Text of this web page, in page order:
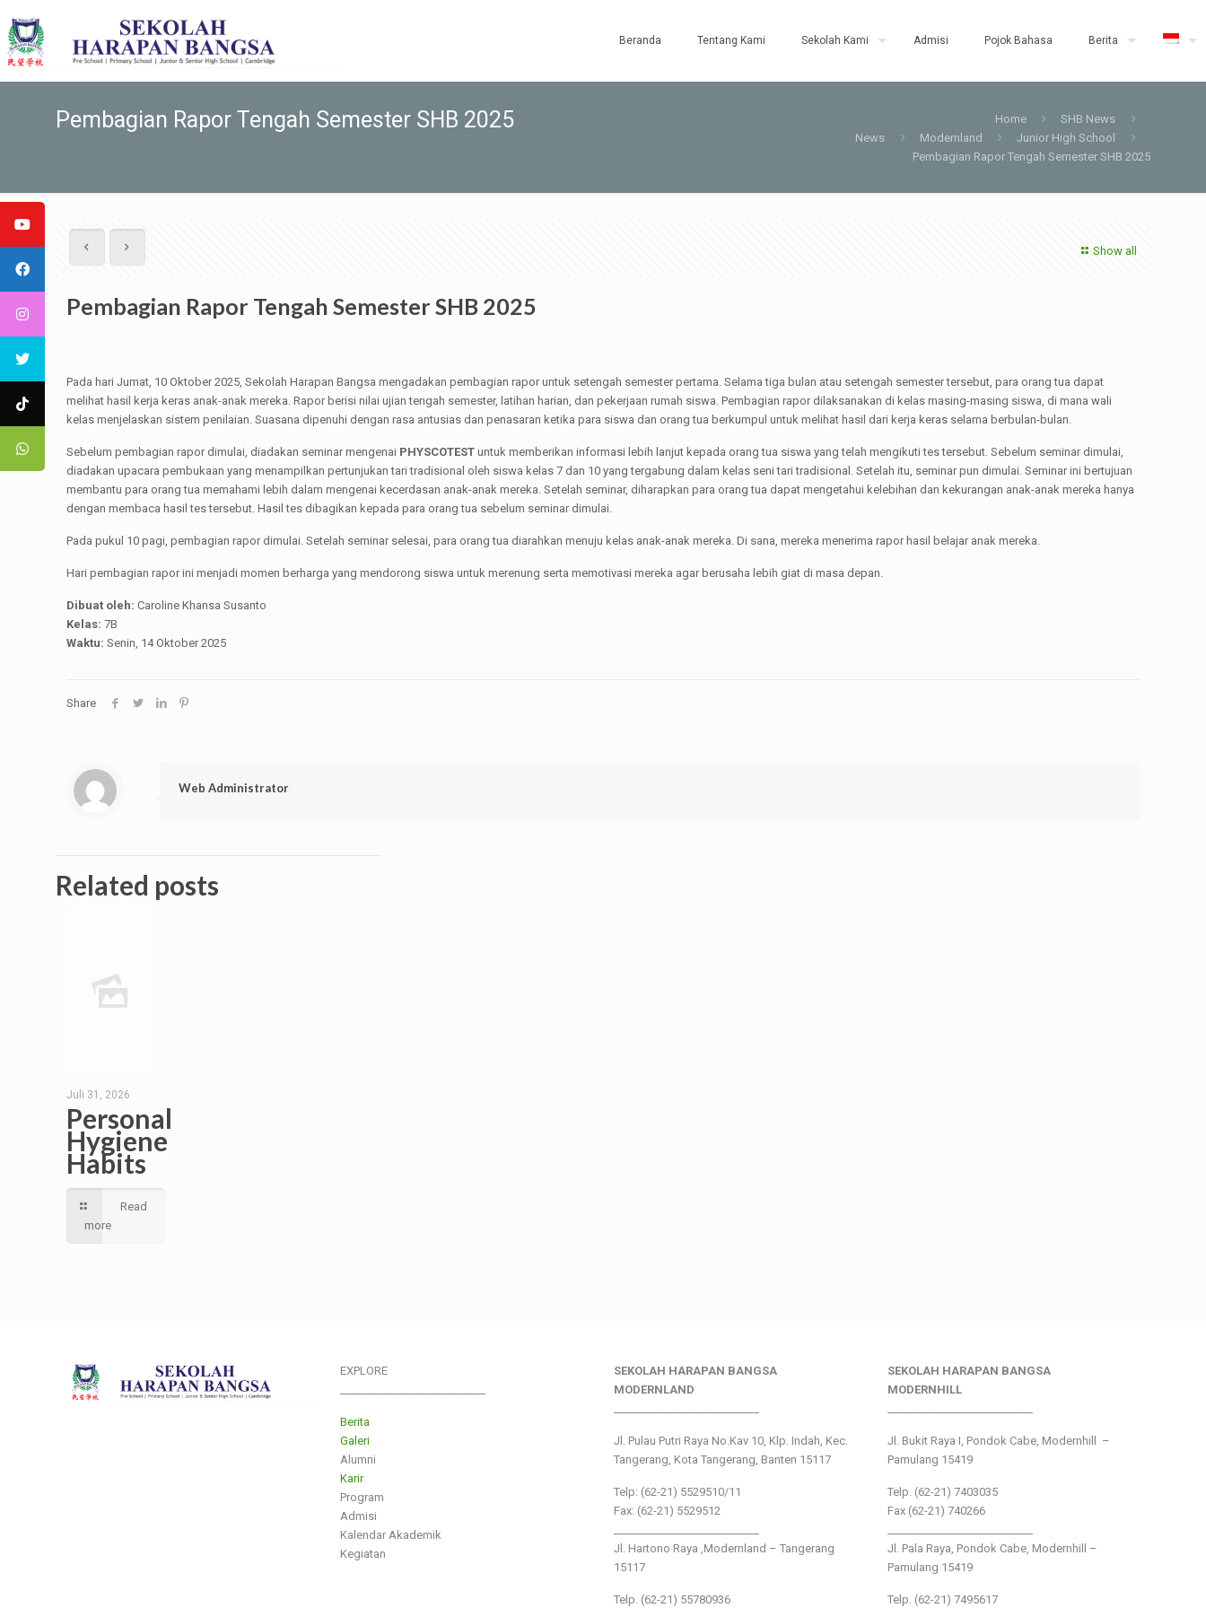
Beranda Tentang Kami Sekolah Kami Admisi Pojok Bahasa Berita
Pembagian Rapor Tengah Semester SHB 2025 Home
SHB News
News
Modernland
Junior High School
Pembagian Rapor Tengah Semester SHB 2025
Show all
Pembagian Rapor Tengah Semester SHB 2025
Pada hari Jumat, 10 Oktober 2025, Sekolah Harapan Bangsa mengadakan pembagian rapor untuk setengah semester pertama. Selama tiga bulan atau setengah semester tersebut, para orang tua dapat
melihat hasil kerja keras anak-anak mereka. Rapor berisi nilai ujian tengah semester, latihan harian, dan pekerjaan rumah siswa. Pembagian rapor dilaksanakan di kelas masing-masing siswa, di mana wali
kelas menjelaskan sistem penilaian. Suasana dipenuhi dengan rasa antusias dan penasaran ketika para siswa dan orang tua berkumpul untuk melihat hasil dari kerja keras selama berbulan-bulan.
Sebelum pembagian rapor dimulai, diadakan seminar mengenai PHYSCOTEST untuk memberikan informasi lebih lanjut kepada orang tua siswa yang telah mengikuti tes tersebut. Sebelum seminar dimulai,
diadakan upacara pembukaan yang menampilkan pertunjukan tari tradisional oleh siswa kelas 7 dan 10 yang tergabung dalam kelas seni tari tradisional. Setelah itu, seminar pun dimulai. Seminar ini bertujuan
membantu para orang tua memahami lebih dalam mengenai kecerdasan anak-anak mereka. Setelah seminar, diharapkan para orang tua dapat mengetahui kelebihan dan kekurangan anak-anak mereka hanya
dengan membaca hasil tes tersebut. Hasil tes dibagikan kepada para orang tua sebelum seminar dimulai.
Pada pukul 10 pagi, pembagian rapor dimulai. Setelah seminar selesai, para orang tua diarahkan menuju kelas anak-anak mereka. Di sana, mereka menerima rapor hasil belajar anak mereka.
Hari pembagian rapor ini menjadi momen berharga yang mendorong siswa untuk merenung serta memotivasi mereka agar berusaha lebih giat di masa depan.
Dibuat oleh: Caroline Khansa Susanto
Kelas: 7B
Waktu: Senin, 14 Oktober 2025
Share
Web Administrator
Related posts
Juli 31, 2026
Personal
Hygiene
Habits
Read
more
EXPLORE
Berita
Galeri
Alumni
Karir
Program
Admisi
Kalendar Akademik
Kegiatan
SEKOLAH HARAPAN BANGSA
MODERNLAND
Jl. Pulau Putri Raya No.Kav 10, Klp. Indah, Kec.
Tangerang, Kota Tangerang, Banten 15117
Telp: (62-21) 5529510/11
Fax: (62-21) 5529512
Jl. Hartono Raya ,Modernland – Tangerang
15117
Telp. (62-21) 55780936
SEKOLAH HARAPAN BANGSA
MODERNHILL
Jl. Bukit Raya I, Pondok Cabe, Modernhill –
Pamulang 15419
Telp. (62-21) 7403035
Fax (62-21) 740266
Jl. Pala Raya, Pondok Cabe, Modernhill –
Pamulang 15419
Telp. (62-21) 7495617